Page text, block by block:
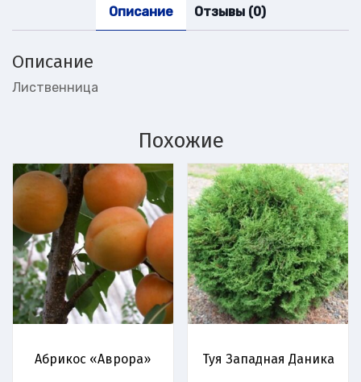
Описание Отзывы (0)
Описание
Лиственница
Похожие
Абрикос «Аврора» Туя Западная Даника